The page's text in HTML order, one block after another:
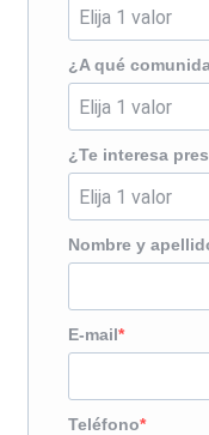
¿A qué
¿Te interesa
Nombre y
E-mail
Teléfono